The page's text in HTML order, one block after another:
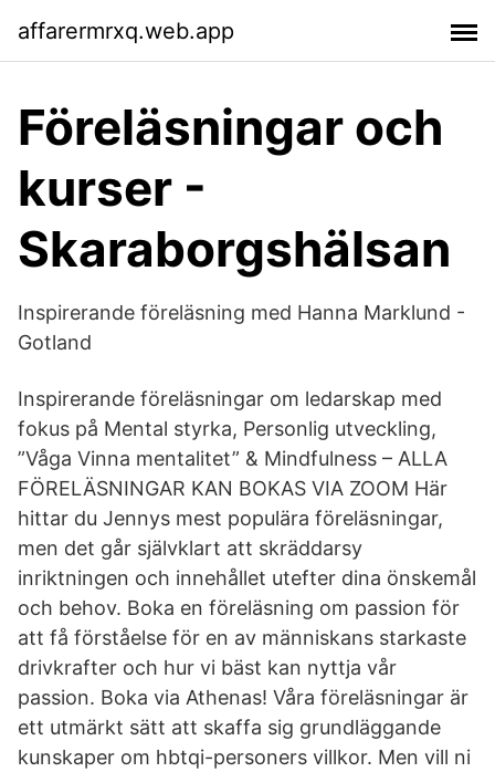
affarermrxq.web.app
Föreläsningar och
kurser -
Skaraborgshälsan
Inspirerande föreläsning med Hanna Marklund -
Gotland
Inspirerande föreläsningar om ledarskap med
fokus på Mental styrka, Personlig utveckling,
”Våga Vinna mentalitet” & Mindfulness – ALLA
FÖRELÄSNINGAR KAN BOKAS VIA ZOOM Här
hittar du Jennys mest populära föreläsningar,
men det går självklart att skräddarsy
inriktningen och innehållet utefter dina önskemål
och behov. Boka en föreläsning om passion för
att få förståelse för en av människans starkaste
drivkrafter och hur vi bäst kan nyttja vår
passion. Boka via Athenas! Våra föreläsningar är
ett utmärkt sätt att skaffa sig grundläggande
kunskaper om hbtqi-personers villkor. Men vill ni